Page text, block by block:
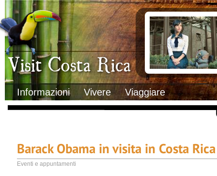
Visit Costa Rica
Informazioni Vivere Viaggiare
Clima
Geografia
Informazioni Geografiche
Letteratura e cultura
Gastronomia
Lo sapevi che
Musica
Natura
Storia
Trasporti Interni
Documenti
Italiani in Costa
L’ambasciata
Opportunità
Barack Obama in visita in Costa Rica
Eventi e appuntamenti